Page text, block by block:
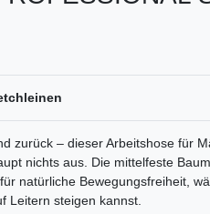
zurück – dieser Arbeitshose für
nichts aus. Die mittelfeste
natürliche Bewegungsfreiheit,
Leitern steigen kannst.